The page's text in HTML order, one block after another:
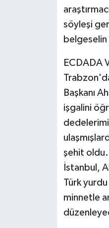
söyleşi
ECDADA
Başkanı
işgalini
şehit oldu.
İstanbul,
Türk
minnetle